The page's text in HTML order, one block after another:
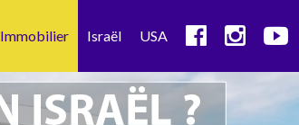
Immobilier Israël USA